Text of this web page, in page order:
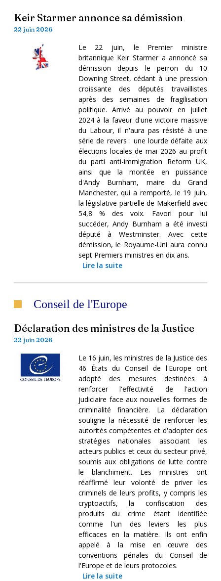
Keir Starmer annonce sa démission
22 juin 2026
Le 22 juin, le Premier ministre
britannique Keir Starmer a annoncé sa
démission depuis le perron du 10
Downing Street, cédant à une pression
croissante des députés travaillistes
après des semaines de fragilisation
politique. Arrivé au pouvoir en juillet
2024 à la faveur d'une victoire massive
du Labour, il n'aura pas résisté à une
série de revers : une lourde défaite aux
élections locales de mai 2026 au profit
du parti anti-immigration Reform UK,
ainsi que la montée en puissance
d'Andy Burnham, maire du Grand
Manchester, qui a remporté, le 19 juin,
la législative partielle de Makerfield avec
54,8 % des voix. Favori pour lui
succéder, Andy Burnham a été investi
député à Westminster. Avec cette
démission, le Royaume-Uni aura connu
sept Premiers ministres en dix ans.
Lire la suite
Conseil de l'Europe
Déclaration des ministres de la Justice
22 juin 2026
Le 16 juin, les ministres de la Justice des
46 États du Conseil de l'Europe ont
adopté des mesures destinées à
renforcer l'effectivité de l'action
judiciaire face aux nouvelles formes de
criminalité financière. La déclaration
souligne la nécessité de renforcer les
autorités compétentes et d'adopter des
stratégies nationales associant les
acteurs publics et ceux du secteur privé,
soumis aux obligations de lutte contre
le blanchiment. Les ministres ont
réaffirmé leur volonté de priver les
criminels de leurs profits, y compris les
cryptoactifs, la confiscation des
produits du crime étant identifiée
comme l'un des leviers les plus
efficaces en la matière. Ils ont enfin
appelé à la mise en œuvre des
conventions pénales du Conseil de
l'Europe et de leurs protocoles.
Lire la suite